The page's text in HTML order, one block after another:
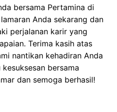
bersama Pertamina di
Anda sekarang dan
perjalanan karir yang
Terima kasih atas
nantikan kehadiran Anda
bersama
dan semoga berhasil!